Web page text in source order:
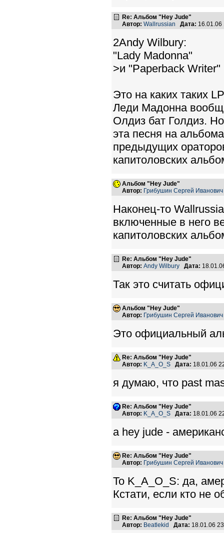
Re: Альбом "Hey Jude"
Автор: Wallrussian Дата:
2Andy Wilbury:
"Lady Madonna"
>и "Paperback
Это на каких таких
Леди Мадонна
Олдиз бат Голдиз.
эта песня на
предыдущих
капитоловских
Альбом "Hey Jude"
Автор: Грибушин Сергей Иванович
Наконец-то
включенные в него
капитоловских
Re: Альбом "Hey Jude"
Автор: Andy Wilbury Дата:
Так это считать
Альбом "Hey Jude"
Автор: Грибушин Сергей Иванович
Это официальный
Re: Альбом "Hey Jude"
Автор: K_A_O_S Дата: 18.01.06
я думаю, что past
Re: Альбом "Hey Jude"
Автор: K_A_O_S Дата: 18.01.06
a hey jude -
Re: Альбом "Hey Jude"
Автор: Грибушин Сергей Иванович
To K_A_O_S: да,
Кстати, если кто не
Re: Альбом "Hey Jude"
Автор: Beatlekid Дата: 18.01.06